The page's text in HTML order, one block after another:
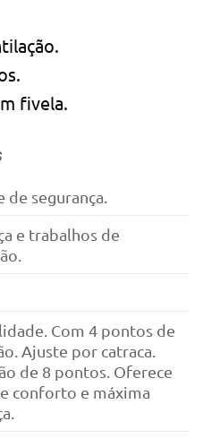
fivela.
de segurança.
e trabalhos de
Com 4 pontos de
Ajuste por catraca.
de 8 pontos. Oferece
conforto e máxima